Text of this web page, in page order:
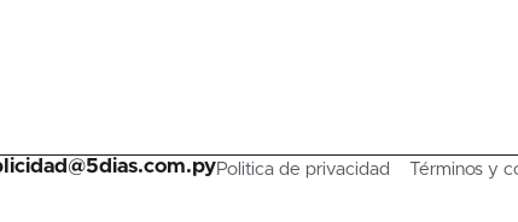
Politica de privacidad Términos y